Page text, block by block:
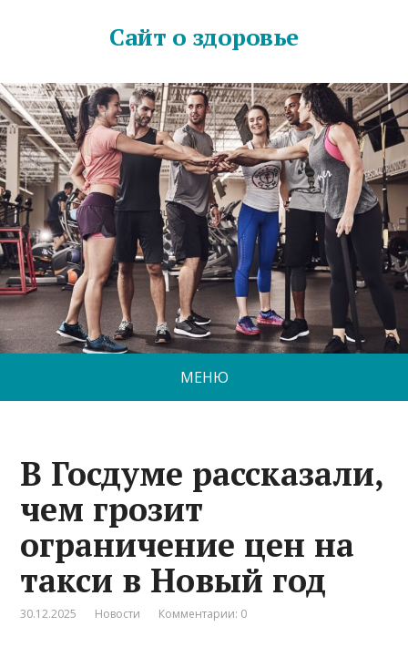
Сайт о здоровье
МЕНЮ
В Госдуме рассказали,
чем грозит
ограничение цен на
такси в Новый год
30.12.2025 Новости Комментарии: 0